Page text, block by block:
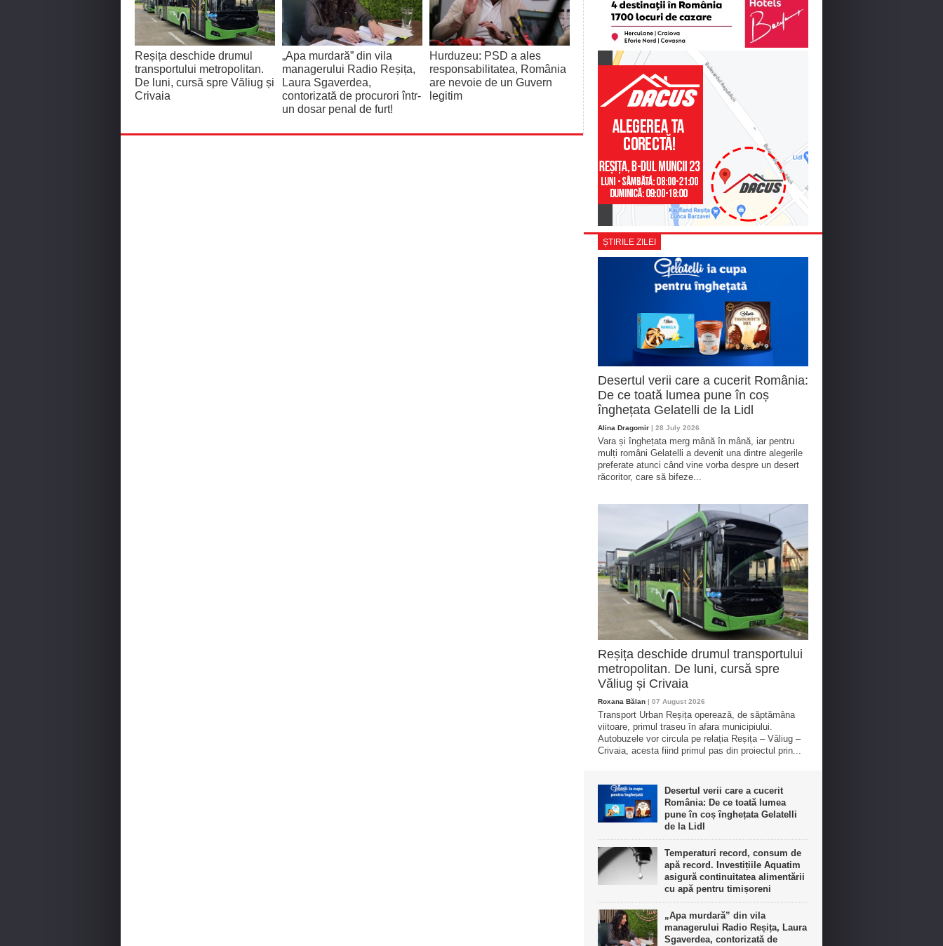
Reșița deschide drumul
transportului metropolitan.
De luni, cursă spre Văliug și
Crivaia
„Apa murdară” din vila
managerului Radio Reșița,
Laura Sgaverdea,
contorizată de procurori într-
un dosar penal de furt!
Hurduzeu: PSD a ales
responsabilitatea, România
are nevoie de un Guvern
legitim
ȘTIRILE ZILEI
Desertul verii care a cucerit România:
De ce toată lumea pune în coș
înghețata Gelatelli de la Lidl
Alina Dragomir | 28 July 2026
Vara și înghețata merg mână în mână, iar pentru
mulți români Gelatelli a devenit una dintre alegerile
preferate atunci când vine vorba despre un desert
răcoritor, care să bifeze...
Reșița deschide drumul transportului
metropolitan. De luni, cursă spre
Văliug și Crivaia
Roxana Bălan | 07 August 2026
Transport Urban Reșița operează, de săptămâna
viitoare, primul traseu în afara municipiului.
Autobuzele vor circula pe relația Reșița – Văliug –
Crivaia, acesta fiind primul pas din proiectul prin...
Desertul verii care a cucerit
România: De ce toată lumea
pune în coș înghețata Gelatelli
de la Lidl
Temperaturi record, consum de
apă record. Investițiile Aquatim
asigură continuitatea alimentării
cu apă pentru timișoreni
„Apa murdară” din vila
managerului Radio Reșița, Laura
Sgaverdea, contorizată de